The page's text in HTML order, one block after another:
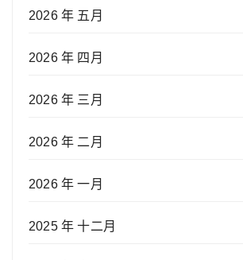
2026 年 五月
2026 年 四月
2026 年 三月
2026 年 二月
2026 年 一月
2025 年 十二月